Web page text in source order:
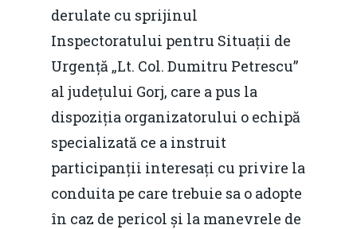
derulate cu sprijinul
Inspectoratului pentru Situații de
Urgență „Lt. Col. Dumitru Petrescu”
al județului Gorj, care a pus la
dispoziția organizatorului o echipă
specializată ce a instruit
participanții interesați cu privire la
conduita pe care trebuie sa o adopte
în caz de pericol și la manevrele de